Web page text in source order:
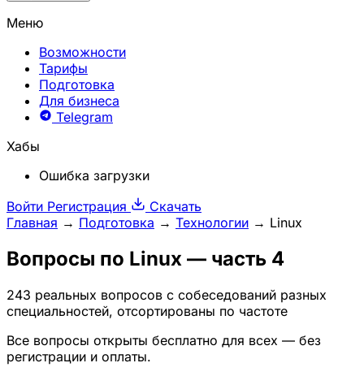
Меню
Возможности
Тарифы
Подготовка
Для бизнеса
Telegram
Хабы
Ошибка загрузки
Войти Регистрация
Скачать
Главная → Подготовка → Технологии → Linux
Вопросы по Linux — часть 4
243 реальных вопросов с собеседований разных
специальностей, отсортированы по частоте
Все вопросы открыты бесплатно для всех — без
регистрации и оплаты.